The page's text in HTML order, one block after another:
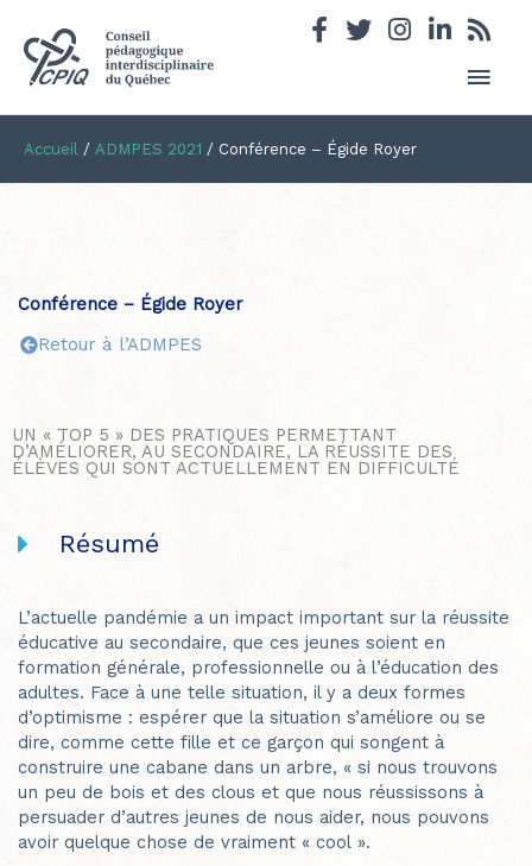
Accueil / ADMPES 2021 / Conférence – Égide Royer
Conférence – Égide Royer
Retour à l’ADMPES
UN « TOP 5 » DES PRATIQUES PERMETTANT
D’AMÉLIORER, AU SECONDAIRE, LA RÉUSSITE DES
ÉLÈVES QUI SONT ACTUELLEMENT EN DIFFICULTÉ
Résumé
L’actuelle pandémie a un impact important sur la réussite
éducative au secondaire, que ces jeunes soient en
formation générale, professionnelle ou à l’éducation des
adultes. Face à une telle situation, il y a deux formes
d’optimisme : espérer que la situation s’améliore ou se
dire, comme cette fille et ce garçon qui songent à
construire une cabane dans un arbre, « si nous trouvons
un peu de bois et des clous et que nous réussissons à
persuader d’autres jeunes de nous aider, nous pouvons
avoir quelque chose de vraiment « cool ».